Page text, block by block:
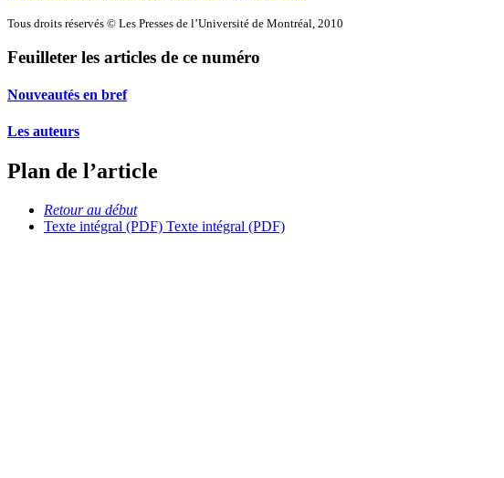
Tous droits réservés © Les Presses de l’Université de Montréal, 2010
Feuilleter les articles de ce numéro
Nouveautés en bref
Les auteurs
Plan de l’article
Retour au début
Texte intégral (PDF) Texte intégral (PDF)